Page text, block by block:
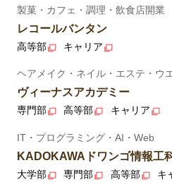
製菓・カフェ・調理・飲食店開業
レコールバンタン
高等部 キャリア
ヘアメイク・ネイル・エステ・ウ
ヴィーナスアカデミー
専門部 高等部 キャリア
IT・プログラミング・AI・Web
KADOKAWAドワンゴ情報工
大学部 専門部 高等部 キ